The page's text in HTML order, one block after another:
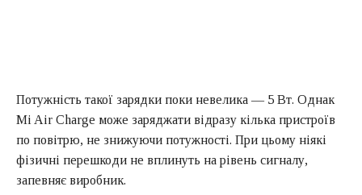
Потужність такої зарядки поки невелика — 5 Вт. Однак
Mi Air Charge може заряджати відразу кілька пристроїв
по повітрю, не знижуючи потужності. При цьому ніякі
фізичні перешкоди не вплинуть на рівень сигналу,
запевняє виробник.